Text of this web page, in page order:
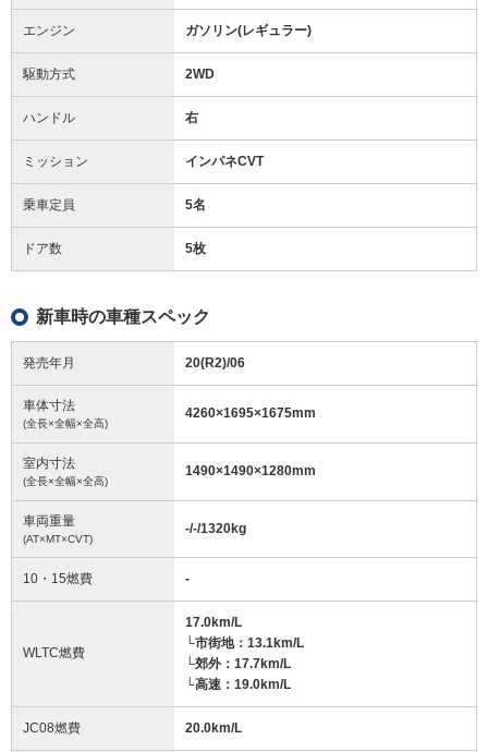
エンジン ガソリン(レギュラー)
駆動方式 2WD
ハンドル 右
ミッション インパネCVT
乗車定員 5名
ドア数 5枚
新車時の車種スペック
発売年月 20(R2)/06
車体寸法
(全長×全幅×全高)
4260×1695×1675mm
室内寸法
(全長×全幅×全高)
1490×1490×1280mm
車両重量
(AT×MT×CVT)
-/-/1320kg
10・15燃費 -
WLTC燃費
17.0km/L
└市街地：13.1km/L
└郊外：17.7km/L
└高速：19.0km/L
JC08燃費 20.0km/L